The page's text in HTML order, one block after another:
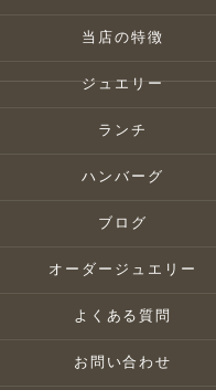
当店の特徴
ジュエリー
ランチ
ハンバーグ
ブログ
オーダージュエリー
よくある質問
お問い合わせ